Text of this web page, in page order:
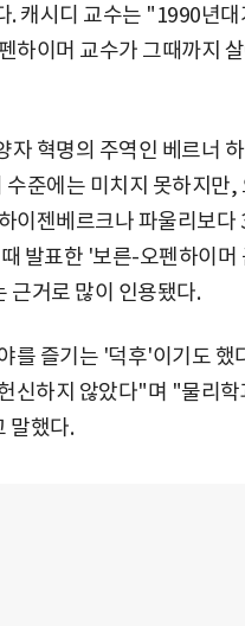
. 캐시디 교수는 "1990년
하이머 교수가 그때까지
자 혁명의 주역인 베르너
준에는 미치지 못하지만
이젠베르크나 파울리보
발표한 '보른-오펜하이머
근거로 많이 인용됐다.
를 즐기는 '덕후'이기도 했
신하지 않았다"며 "물리
말했다.